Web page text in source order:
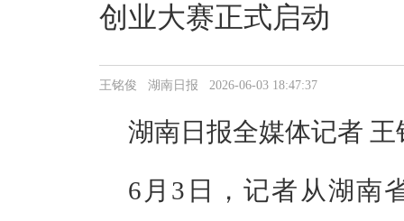
创业大赛正式启动
王铭俊 湖南日报 2026-06-03 18:47:37
湖南日报全媒体记者
6月3日，记者从湖南